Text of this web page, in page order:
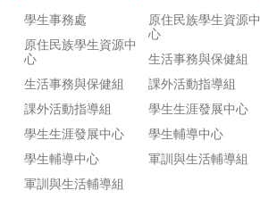
學生事務處
原住民族學生資源中
心
生活事務與保健組
課外活動指導組
學生生涯發展中心
學生輔導中心
軍訓與生活輔導組
原住民族學生資源中
心
生活事務與保健組
課外活動指導組
學生生涯發展中心
學生輔導中心
軍訓與生活輔導組